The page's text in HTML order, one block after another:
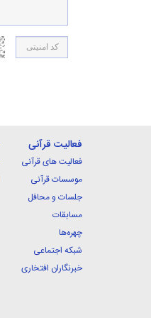
فعالیت قرآنی
فعالیت های قرآنی
موسسات قرآنی
جلسات و محافل
مسابقات
چهره‌ها
شبکه اجتماعی
خبرنگاران افتخاری